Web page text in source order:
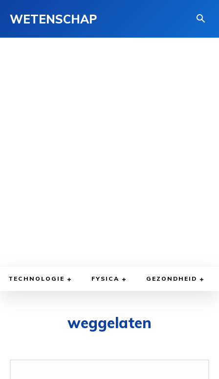
WETENSCHAP
TECHNOLOGIE FYSICA GEZONDHEID
weggelaten